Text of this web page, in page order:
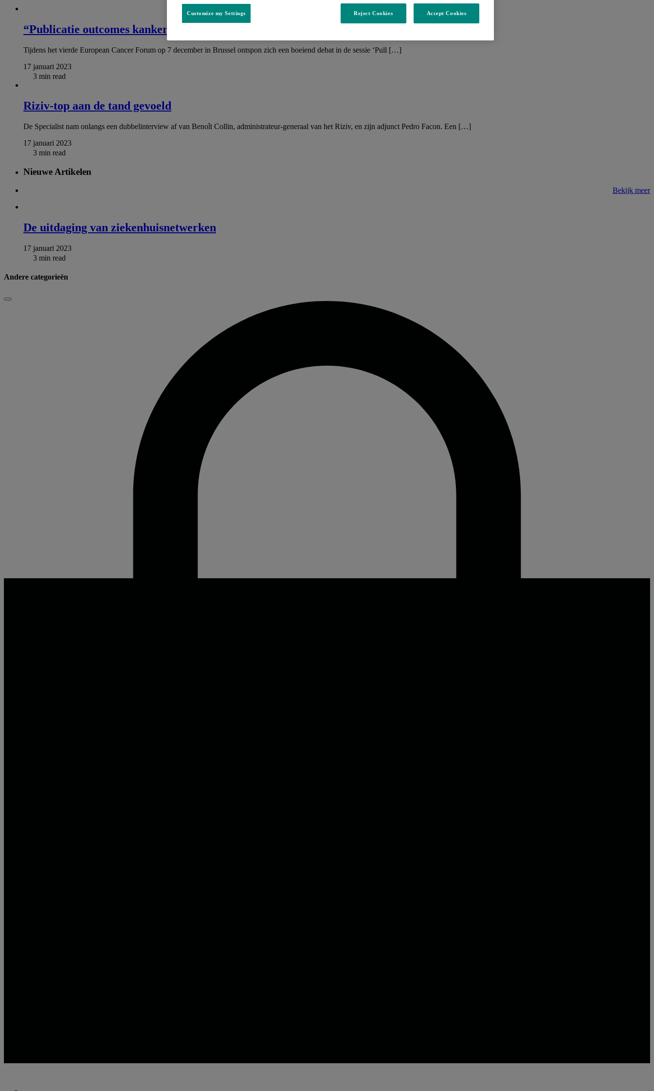
“Publicatie outcomes kankerbehandelingen kunnen patiënten steunen bij beslissingen”
Tijdens het vierde European Cancer Forum op 7 december in Brussel ontspon zich een boeiend debat in de sessie ‘Pull […]
17 januari 2023
3 min read
Riziv-top aan de tand gevoeld
De Specialist nam onlangs een dubbelinterview af van Benoît Collin, administrateur-generaal van het Riziv, en zijn adjunct Pedro Facon. Een […]
17 januari 2023
3 min read
Nieuwe Artikelen
Bekijk meer
De uitdaging van ziekenhuisnetwerken
17 januari 2023
3 min read
Andere categorieën
Sluiten
Customize my Settings Reject Cookies Accept Cookies